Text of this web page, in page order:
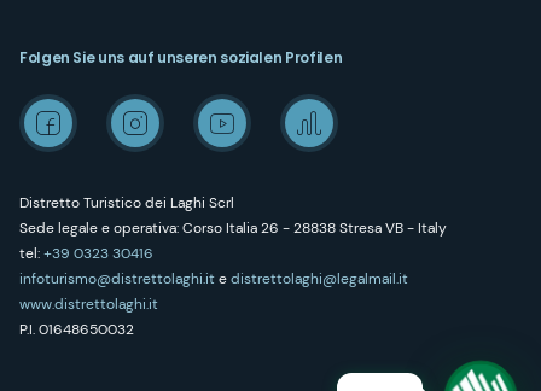
Distretto Turistico dei Laghi Scrl
Sede legale e operativa: Corso Italia 26 - 28838 Stresa VB - Italy
tel:+39 0323 30416
infoturismo@distrettolaghi.itedistrettolaghi@legalmail.it
www.distrettolaghi.it
P.I. 01648650032
Folgen Sie uns auf unseren sozialen Profilen